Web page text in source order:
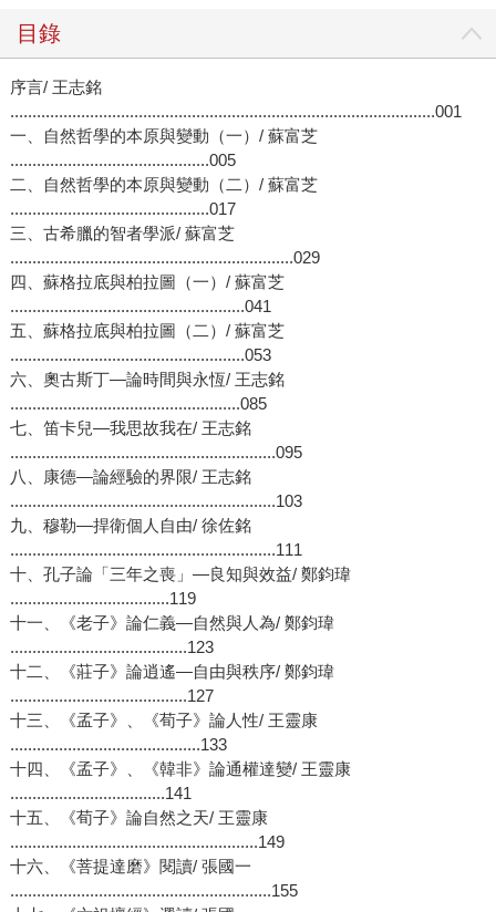
目錄
序言/ 王志銘
................................................................................................001
一、自然哲學的本原與變動（一）/ 蘇富芝
.............................................005
二、自然哲學的本原與變動（二）/ 蘇富芝
.............................................017
三、古希臘的智者學派/ 蘇富芝
................................................................029
四、蘇格拉底與柏拉圖（一）/ 蘇富芝
.....................................................041
五、蘇格拉底與柏拉圖（二）/ 蘇富芝
.....................................................053
六、奧古斯丁—論時間與永恆/ 王志銘
....................................................085
七、笛卡兒—我思故我在/ 王志銘
............................................................095
八、康德—論經驗的界限/ 王志銘
............................................................103
九、穆勒—捍衛個人自由/ 徐佐銘
............................................................111
十、孔子論「三年之喪」—良知與效益/ 鄭鈞瑋
....................................119
十一、《老子》論仁義—自然與人為/ 鄭鈞瑋
........................................123
十二、《莊子》論逍遙—自由與秩序/ 鄭鈞瑋
........................................127
十三、《孟子》、《荀子》論人性/ 王靈康
...........................................133
十四、《孟子》、《韓非》論通權達變/ 王靈康
...................................141
十五、《荀子》論自然之天/ 王靈康
........................................................149
十六、《菩提達磨》閱讀/ 張國一
...........................................................155